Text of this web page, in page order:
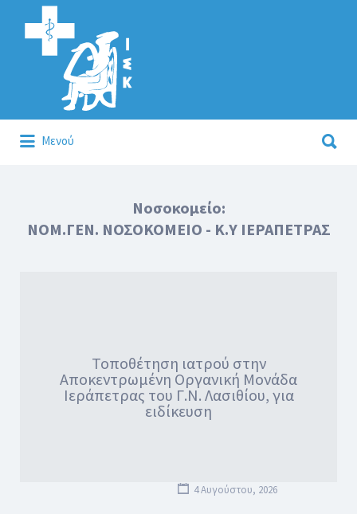
Αναζήτηση
για:
Μενού
για:
Νοσοκομείο:
ΝΟΜ.ΓΕΝ. ΝΟΣΟΚΟΜΕΙΟ - Κ.Υ ΙΕΡΑΠΕΤΡΑΣ
Τοποθέτηση ιατρού στην
Αποκεντρωμένη Οργανική Μονάδα
Ιεράπετρας του Γ.Ν. Λασιθίου, για
ειδίκευση
4 Αυγούστου, 2026